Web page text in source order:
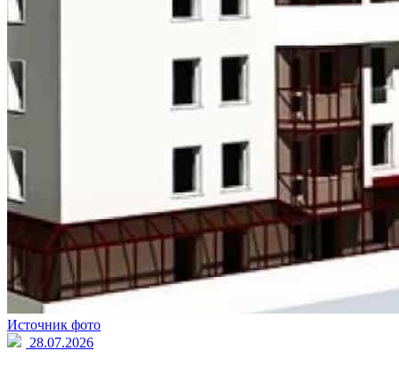
Источник фото
28.07.2026